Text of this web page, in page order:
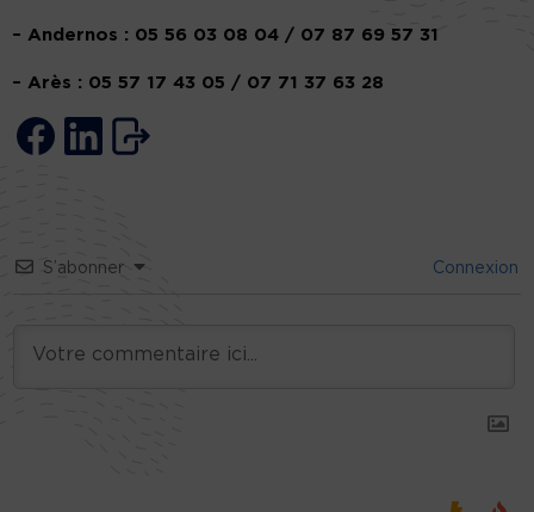
– Andernos : 05 56 03 08 04 / 07 87 69 57 31
– Arès : 05 57 17 43 05 / 07 71 37 63 28
S’abonner Connexion